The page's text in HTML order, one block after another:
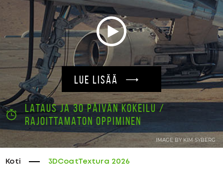
IMAGE BY KIM SYBERG
LUE LISÄÄ
LATAUS JA 30 PÄIVÄN KOKEILU /
RAJOITTAMATON OPPIMINEN
Koti 3DCoatTextura 2026